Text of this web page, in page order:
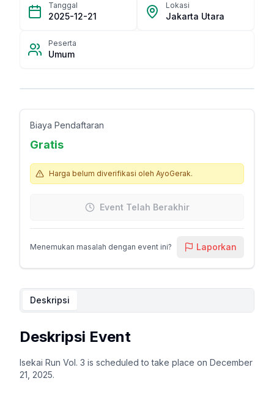
Tanggal
2025-12-21
Lokasi
Jakarta Utara
Peserta
Umum
Biaya Pendaftaran
Gratis
Harga belum diverifikasi oleh AyoGerak.
Event Telah Berakhir
Menemukan masalah dengan event ini? Laporkan
Deskripsi
Deskripsi Event
Isekai Run Vol. 3 is scheduled to take place on December
21, 2025.